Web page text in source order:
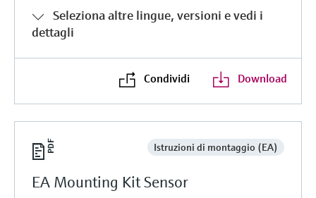
Seleziona altre lingue, versioni e vedi i
dettagli
Condividi Download
Istruzioni di montaggio (EA)
EA Mounting Kit Sensor